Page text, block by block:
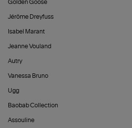
Golden Goose
Jérôme Dreyfuss
Isabel Marant
Jeanne Vouland
Autry
Vanessa Bruno
Ugg
Baobab Collection
Assouline